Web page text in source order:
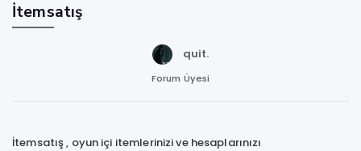
İtemsatış
quit.
Forum Üyesi
İtemsatış , oyun içi itemlerinizi ve hesaplarınızı